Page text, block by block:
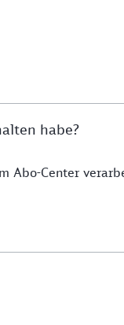
habe?
Center